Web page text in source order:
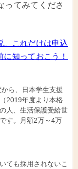
ってみてくださ
。これだけは申込
に知っておこう！
ら、日本学生支援
2019年度より本格
人、生活保護受給世
す。月額2万～4万
ても採用されないこ